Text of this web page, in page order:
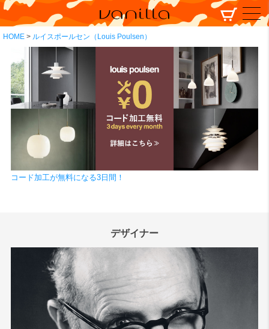
HOME ルイスポールセン（Louis Poulsen）
検索
コード加工が無料になる3日間！
デザイナー